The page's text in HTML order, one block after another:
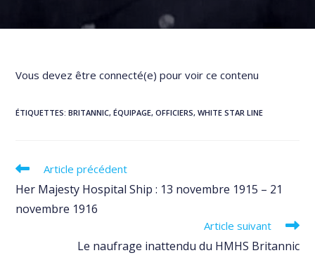
Vous devez être connecté(e) pour voir ce contenu
ÉTIQUETTES:BRITANNIC, ÉQUIPAGE, OFFICIERS, WHITE STAR LINE
Read
articles
Article précédent
Her Majesty Hospital Ship : 13 novembre 1915 – 21
novembre 1916
Article suivant
Le naufrage inattendu du HMHS Britannic